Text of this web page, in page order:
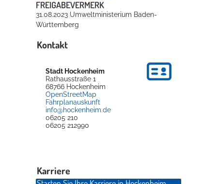
FREIGABEVERMERK
31.08.2023 Umweltministerium Baden-
Württemberg
Kontakt
Stadt Hockenheim
Rathausstraße 1
68766 Hockenheim
OpenStreetMap
Fahrplanauskunft
info@hockenheim.de
06205 210
06205 212990
Karriere